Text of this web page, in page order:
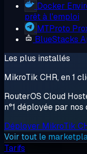
Docker
prêt à l'emploi
MTProto
BlueStacks
Les plus installés
MikroTik CHR, en 1
RouterOS Cloud
n°1 déployée par
Déployer MikroTik
Voir tout le
Tarifs